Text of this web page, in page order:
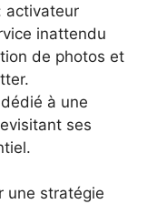
activateur
inattendu
de photos et
dédié à une
ses
une stratégie